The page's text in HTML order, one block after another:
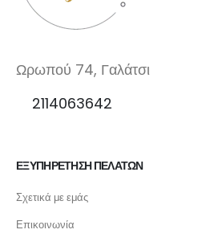
Ωρωπού 74, Γαλάτσι
2114063642
ΕΞΥΠΗΡΕΤΗΣΗ ΠΕΛΑΤΩΝ
Σχετικά με εμάς
Επικοινωνία